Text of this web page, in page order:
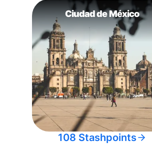
Ciudad de México
108 Stashpoints